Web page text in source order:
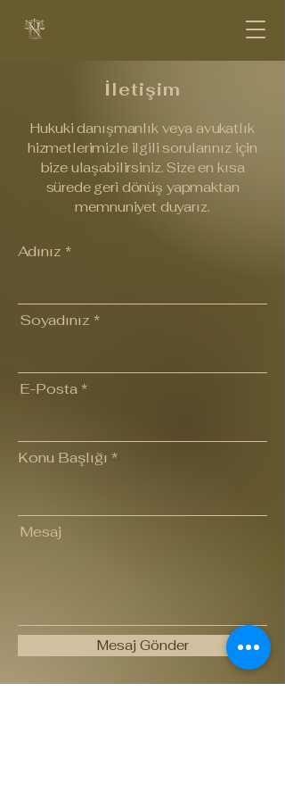
İletişim
Hukuki danışmanlık veya avukatlık
hizmetlerimizle ilgili sorularınız için
bize ulaşabilirsiniz. Size en kısa
sürede geri dönüş yapmaktan
memnuniyet duyarız.
Adınız
Soyadınız
E-Posta
Konu Başlığı
Mesaj
Mesaj Gönder